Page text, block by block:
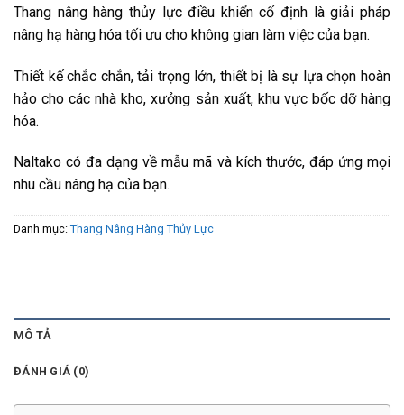
Thang nâng hàng thủy lực điều khiển cố định là giải pháp
nâng hạ hàng hóa tối ưu cho không gian làm việc của bạn.
Thiết kế chắc chắn, tải trọng lớn, thiết bị là sự lựa chọn hoàn
hảo cho các nhà kho, xưởng sản xuất, khu vực bốc dỡ hàng
hóa.
Naltako có đa dạng về mẫu mã và kích thước, đáp ứng mọi
nhu cầu nâng hạ của bạn.
Danh mục: Thang Nâng Hàng Thủy Lực
MÔ TẢ
ĐÁNH GIÁ (0)